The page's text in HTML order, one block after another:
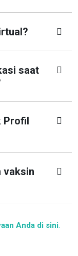
saat
Profil
vaksin
Anda di sini.